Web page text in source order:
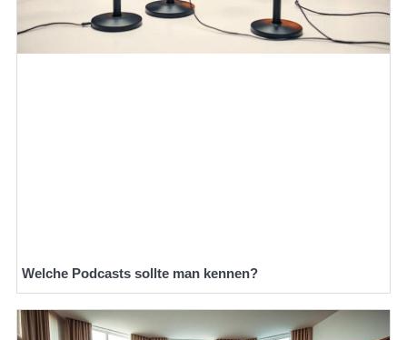
Welche Podcasts sollte man kennen?